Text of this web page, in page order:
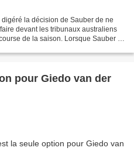
la décision de Sauber de ne
devant les tribunaux australiens
de la saison. Lorsque Sauber a
pour Giedo van der